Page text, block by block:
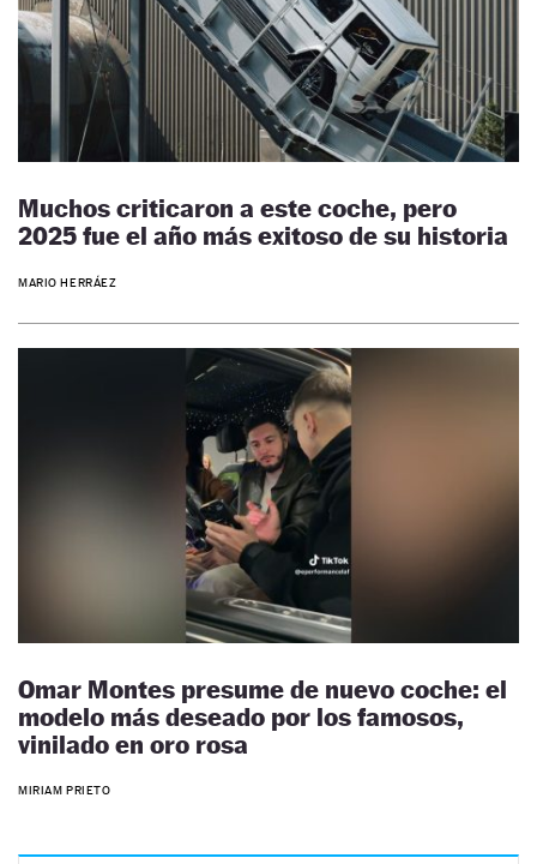
Muchos criticaron a este coche, pero
2025 fue el año más exitoso de su historia
MARIO HERRÁEZ
Omar Montes presume de nuevo coche: el
modelo más deseado por los famosos,
vinilado en oro rosa
MIRIAM PRIETO